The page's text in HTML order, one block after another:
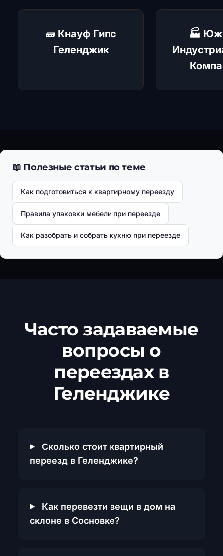
🧱 Кнауф Гипс
Геленджик
🏭
📖 Полезные статьи по теме
Как подготовиться к квартирному переезду
Правила упаковки мебели при переезде
Как разобрать и собрать кухню при переезде
Часто задаваемые
вопросы о
переездах в
Геленджике
Сколько стоит квартирный
переезд в Геленджике?
Как перевезти вещи в дом на
склоне в Сосновке?
тариф для новых клиентов